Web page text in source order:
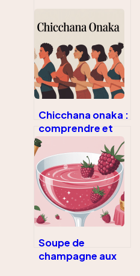
Chicchana onaka :
comprendre et
apprécier ce type
de ventre
Soupe de
champagne aux